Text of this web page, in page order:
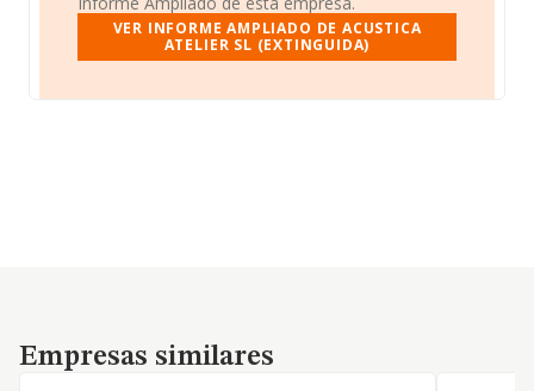
VER INFORME AMPLIADO DE ACUSTICA
ATELIER SL (EXTINGUIDA)
Empresas similares
Empresas similares